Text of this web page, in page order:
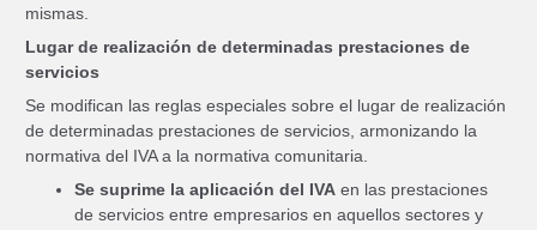
mismas.
Lugar de realización de determinadas prestaciones de
servicios
Se modifican las reglas especiales sobre el lugar de realización
de determinadas prestaciones de servicios, armonizando la
normativa del IVA a la normativa comunitaria.
Se suprime la aplicación del IVA en las prestaciones
de servicios entre empresarios en aquellos sectores y